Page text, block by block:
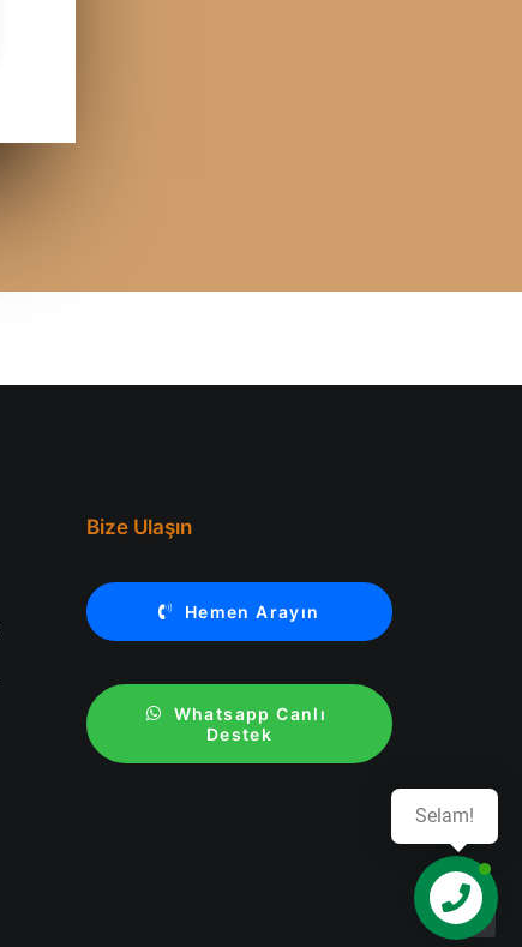
Bize Ulaşın
Hemen Arayın
Whatsapp Canlı
Destek
Destek Al
Selam!